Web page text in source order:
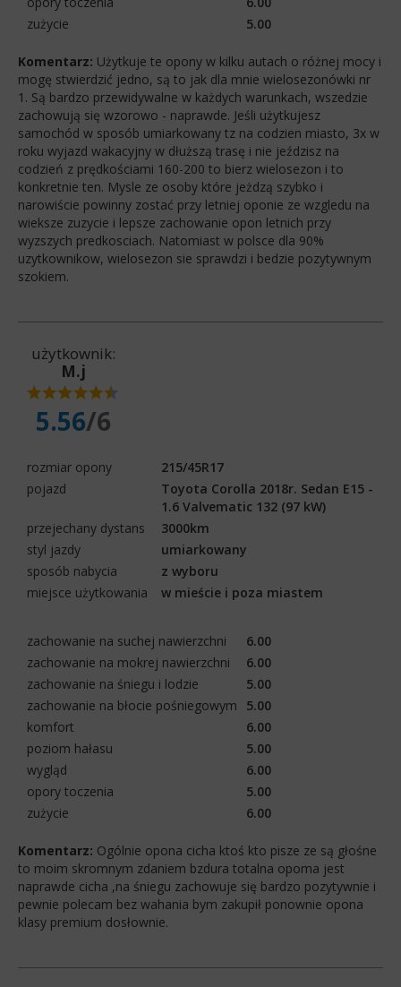
zużycie
5.00
Komentarz: Użytkuje te opony w kilku autach o różnej mocy i
mogę stwierdzić jedno, są to jak dla mnie wielosezonówki nr
1. Są bardzo przewidywalne w każdych warunkach, wszedzie
zachowują się wzorowo - naprawde. Jeśli użytkujesz
samochód w sposób umiarkowany tz na codzien miasto, 3x w
roku wyjazd wakacyjny w dłuższą trasę i nie jeździsz na
codzień z prędkościami 160-200 to bierz wielosezon i to
konkretnie ten. Mysle ze osoby które jeżdzą szybko i
narowiście powinny zostać przy letniej oponie ze wzgledu na
wieksze zuzycie i lepsze zachowanie opon letnich przy
wyzszych predkosciach. Natomiast w polsce dla 90%
uzytkownikow, wielosezon sie sprawdzi i bedzie pozytywnym
szokiem.
użytkownik:
M.j
5.56/6
rozmiar opony
215/45R17
pojazd
Toyota Corolla 2018r. Sedan E15 -
1.6 Valvematic 132 (97 kW)
przejechany dystans
3000km
styl jazdy
umiarkowany
sposób nabycia
z wyboru
miejsce użytkowania
w mieście i poza miastem
zachowanie na suchej nawierzchni
6.00
zachowanie na mokrej nawierzchni
6.00
zachowanie na śniegu i lodzie
5.00
zachowanie na błocie pośniegowym
5.00
komfort
6.00
poziom hałasu
5.00
wygląd
6.00
opory toczenia
5.00
zużycie
6.00
Komentarz: Ogólnie opona cicha ktoś kto pisze ze są głośne
to moim skromnym zdaniem bzdura totalna opoma jest
naprawde cicha ,na śniegu zachowuje się bardzo pozytywnie i
pewnie polecam bez wahania bym zakupił ponownie opona
klasy premium dosłownie.